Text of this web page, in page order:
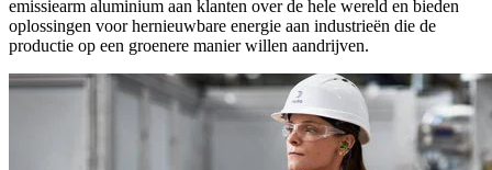
emissiearm aluminium aan klanten over de hele wereld en bieden
oplossingen voor hernieuwbare energie aan industrieën die de
productie op een groenere manier willen aandrijven.